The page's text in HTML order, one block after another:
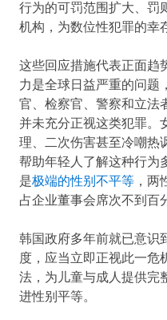
行为的可罚范围扩大、罚
机构，为数位性犯罪的幸
这些回应措施代表正面趋
力是全球日益严重的问题
官、检察官、警察和立法
并未充分正视这类犯罪。
理、二次伤害甚至冷嘲热
帮助年轻人了解这种行为
是极端的性别不平等 ，
占企业董事会席次不到百分
韩国政府多年前就已意识
度，应当立即正视此一危
法，为儿童与成人提供完
进性别平等。